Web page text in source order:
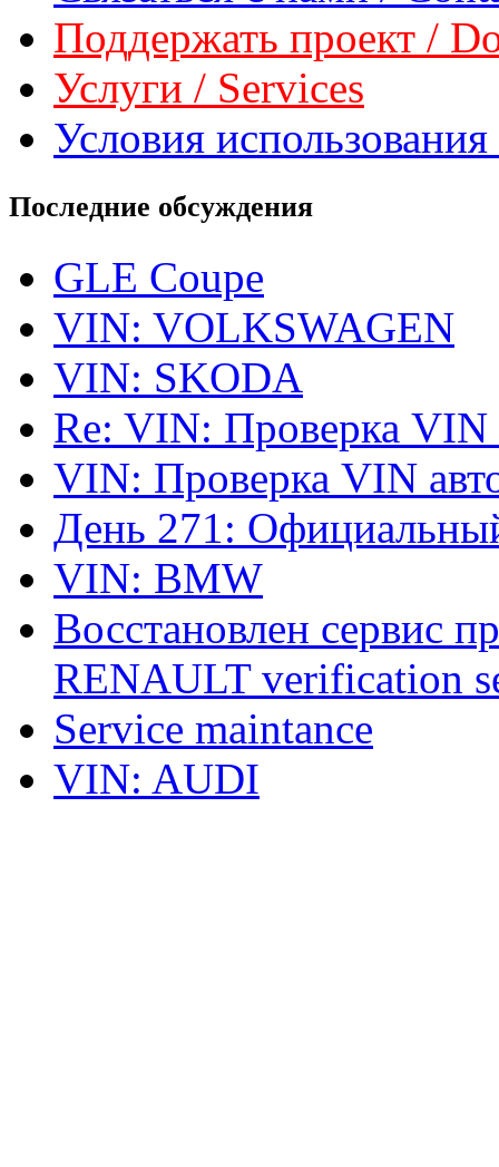
Поддержать проект /
Услуги / Services
Условия
Последние обсуждения
GLE Coupe
VIN: VOLKSWAGEN
VIN: SKODA
Re: VIN: Проверка VIN
VIN: Проверка VIN
День 271:
VIN: BMW
Восстановлен сервис
RENAULT verification
Service maintance
VIN: AUDI